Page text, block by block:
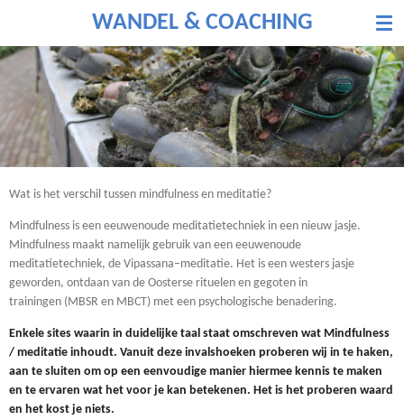
naar
hoofdinhoud
WANDEL & COACHING
Wat is het verschil tussen mindfulness en meditatie?
Mindfulness is een eeuwenoude meditatietechniek in een nieuw jasje.
Mindfulness maakt namelijk gebruik van een eeuwenoude
meditatietechniek, de Vipassana–meditatie. Het is een westers jasje
geworden, ontdaan van de Oosterse rituelen en gegoten in
trainingen (MBSR en MBCT) met een psychologische benadering.
Enkele sites waarin in duidelijke taal staat omschreven wat Mindfulness
/ meditatie inhoudt. Vanuit deze invalshoeken proberen wij in te haken,
aan te sluiten om op een eenvoudige manier hiermee kennis te maken
en te ervaren wat het voor je kan betekenen. Het is het proberen waard
en het kost je niets.